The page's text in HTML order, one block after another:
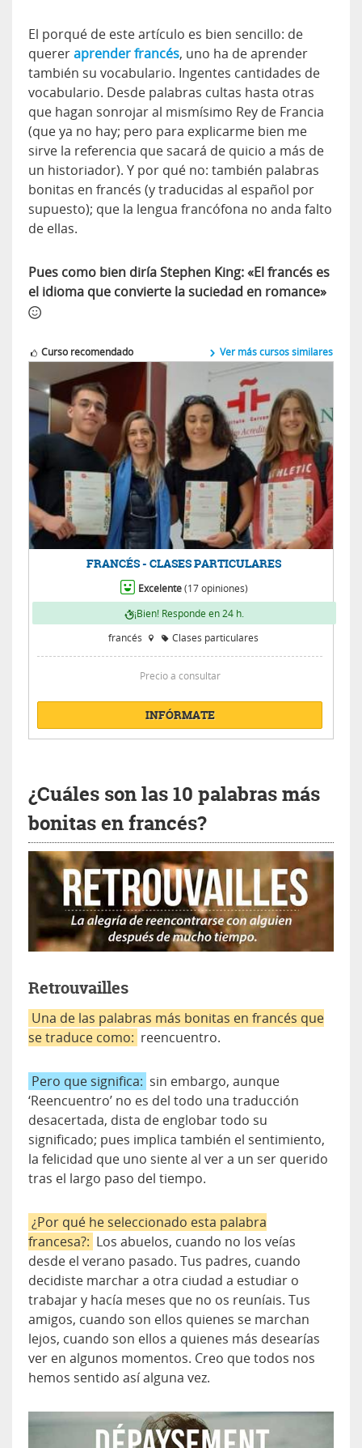
El porqué de este artículo es bien sencillo: de
quereraprender francés, uno ha de aprender
también su vocabulario. Ingentes cantidades de
vocabulario. Desde palabras cultas hasta otras
que hagan sonrojar al mismísimo Rey de Francia
(que ya no hay; pero para explicarme bien me
sirve la referencia que sacará de quicio a más de
un historiador). Y por qué no: también palabras
bonitas en francés (y traducidas al español por
supuesto); que la lengua francófona no anda falto
de ellas.
Pues como bien diría Stephen King: «El francés es
el idioma que convierte la suciedad en romance»
Curso recomendado Ver más cursos similares
FRANCÉS - CLASES PARTICULARES
Excelente(17 opiniones)
¡Bien! Responde en 24 h.
francés
Clases particulares
Precio a consultar
INFÓRMATE
¿Cuáles son las 10 palabras más
bonitas en francés?
Retrouvailles
Una de las palabras más bonitas en francés que
se traduce como: reencuentro.
Pero que significa: sin embargo, aunque
‘Reencuentro’ no es del todo una traducción
desacertada, dista de englobar todo su
significado; pues implica también el sentimiento,
la felicidad que uno siente al ver a un ser querido
tras el largo paso del tiempo.
¿Por qué he seleccionado esta palabra
francesa?: Los abuelos, cuando no los veías
desde el verano pasado. Tus padres, cuando
decidiste marchar a otra ciudad a estudiar o
trabajar y hacía meses que no os reuníais. Tus
amigos, cuando son ellos quienes se marchan
lejos, cuando son ellos a quienes más desearías
ver en algunos momentos. Creo que todos nos
hemos sentido así alguna vez.